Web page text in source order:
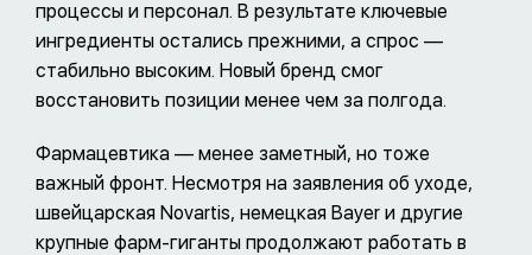
процессы и персонал. В результате ключевые
ингредиенты остались прежними, а спрос —
стабильно высоким. Новый бренд смог
восстановить позиции менее чем за полгода.
Фармацевтика — менее заметный, но тоже
важный фронт. Несмотря на заявления об уходе,
швейцарская Novartis, немецкая Bayer и другие
крупные фарм-гиганты продолжают работать в